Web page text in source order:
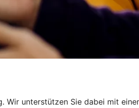
unterstützen Sie dabei mit